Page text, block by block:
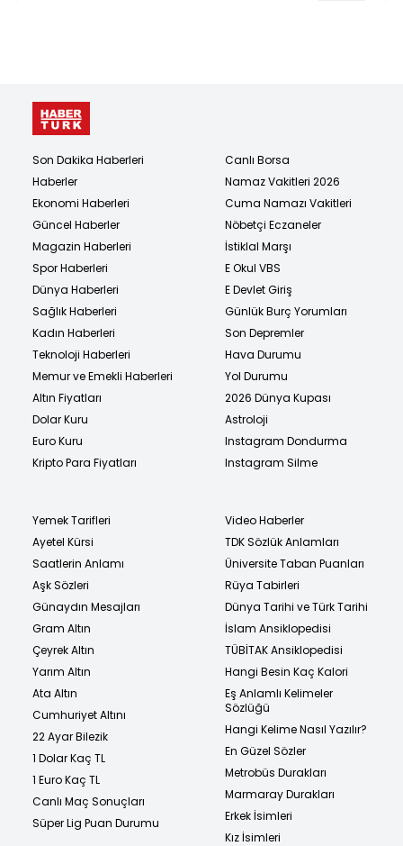
Son Dakika Haberleri
Haberler
Ekonomi Haberleri
Güncel Haberler
Magazin Haberleri
Spor Haberleri
Dünya Haberleri
Sağlık Haberleri
Kadın Haberleri
Teknoloji Haberleri
Memur ve Emekli Haberleri
Altın Fiyatları
Dolar Kuru
Euro Kuru
Kripto Para Fiyatları
Canlı Borsa
Namaz Vakitleri 2026
Cuma Namazı Vakitleri
Nöbetçi Eczaneler
İstiklal Marşı
E Okul VBS
E Devlet Giriş
Günlük Burç Yorumları
Son Depremler
Hava Durumu
Yol Durumu
2026 Dünya Kupası
Astroloji
Instagram Dondurma
Instagram Silme
Yemek Tarifleri
Ayetel Kürsi
Saatlerin Anlamı
Aşk Sözleri
Günaydın Mesajları
Gram Altın
Çeyrek Altın
Yarım Altın
Ata Altın
Cumhuriyet Altını
22 Ayar Bilezik
1 Dolar Kaç TL
1 Euro Kaç TL
Canlı Maç Sonuçları
Süper Lig Puan Durumu
Video Haberler
TDK Sözlük Anlamları
Üniversite Taban Puanları
Rüya Tabirleri
Dünya Tarihi ve Türk Tarihi
İslam Ansiklopedisi
TÜBİTAK Ansiklopedisi
Hangi Besin Kaç Kalori
Eş Anlamlı Kelimeler
Sözlüğü
Hangi Kelime Nasıl Yazılır?
En Güzel Sözler
Metrobüs Durakları
Marmaray Durakları
Erkek İsimleri
Kız İsimleri